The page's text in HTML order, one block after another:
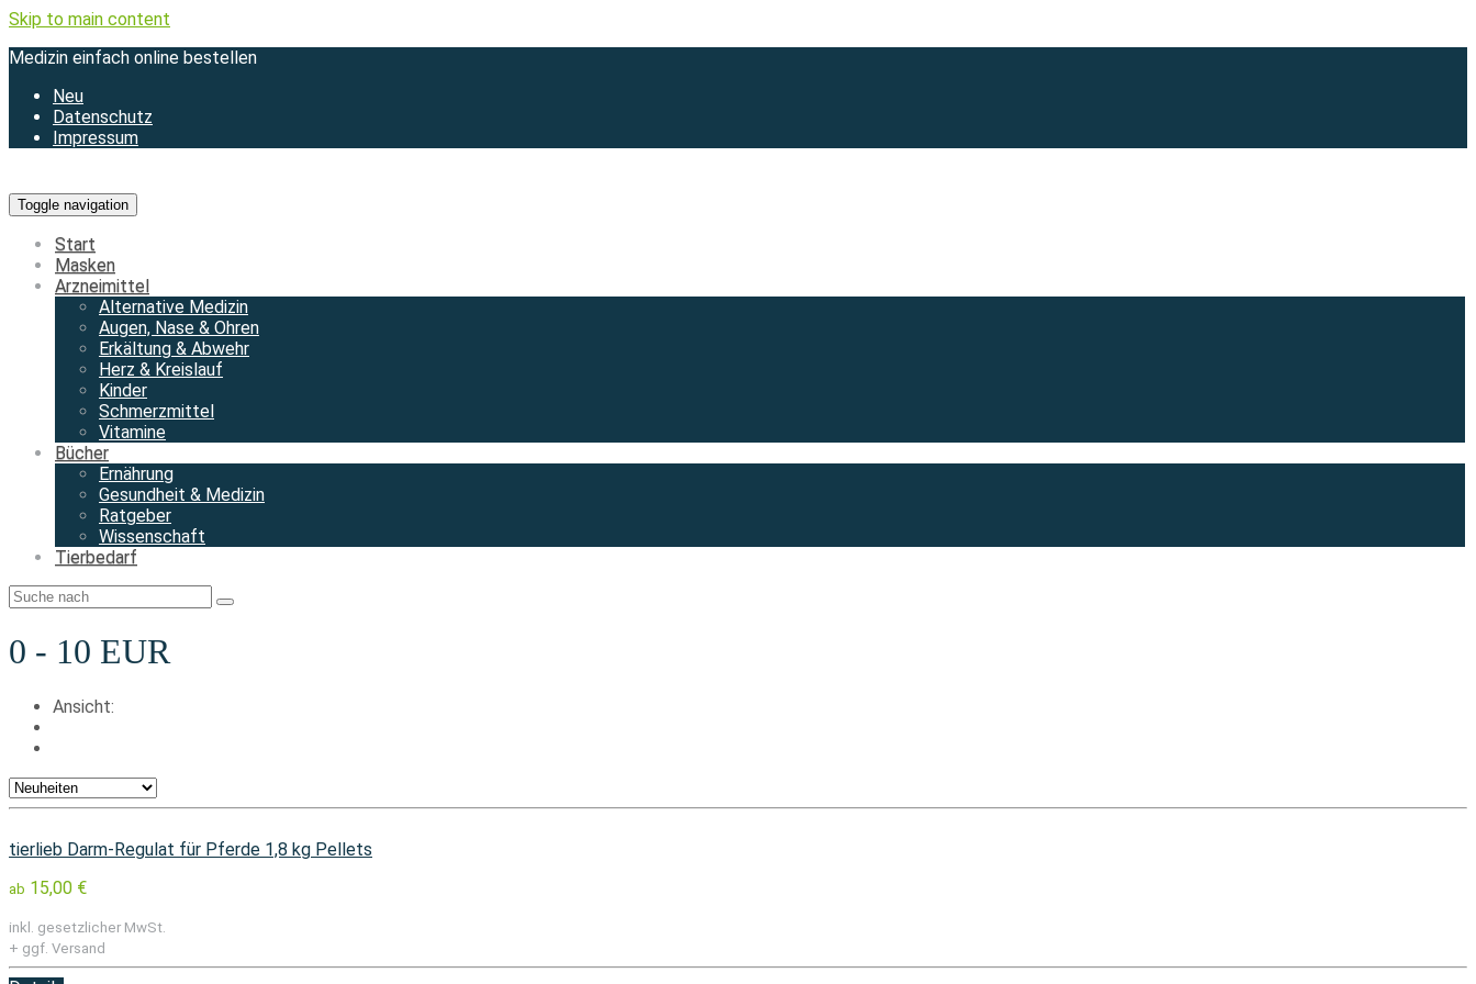
Skip to main content
Medizin einfach online bestellen
Neu
Datenschutz
Impressum
Toggle navigation
Start
Masken
Arzneimittel
Alternative Medizin
Augen, Nase & Ohren
Erkältung & Abwehr
Herz & Kreislauf
Kinder
Schmerzmittel
Vitamine
Bücher
Ernährung
Gesundheit & Medizin
Ratgeber
Wissenschaft
Tierbedarf
0 - 10 EUR
Ansicht:
tierlieb Darm-Regulat für Pferde 1,8 kg Pellets
ab 15,00 €
inkl. gesetzlicher MwSt.
+ ggf. Versand